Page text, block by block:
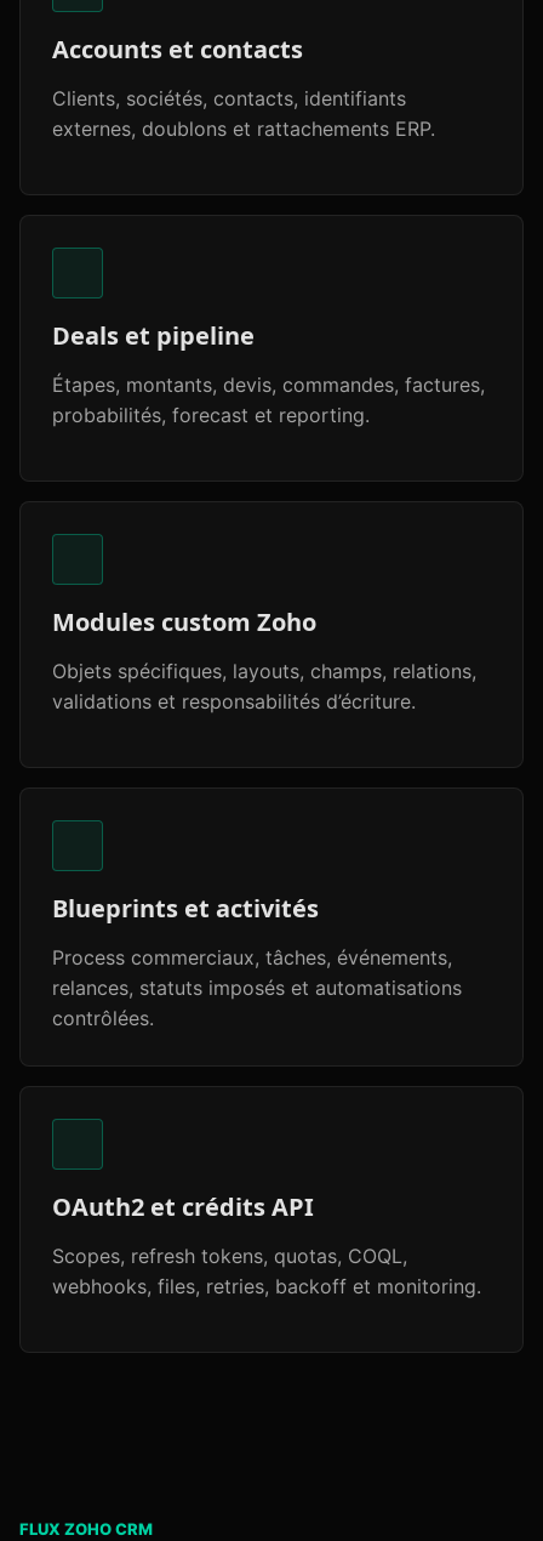
Accounts et contacts
Clients, sociétés, contacts, identifiants
externes, doublons et rattachements ERP.
Deals et pipeline
Étapes, montants, devis, commandes, factures,
probabilités, forecast et reporting.
Modules custom Zoho
Objets spécifiques, layouts, champs, relations,
validations et responsabilités d’écriture.
Blueprints et activités
Process commerciaux, tâches, événements,
relances, statuts imposés et automatisations
contrôlées.
OAuth2 et crédits API
Scopes, refresh tokens, quotas, COQL,
webhooks, files, retries, backoff et monitoring.
FLUX ZOHO CRM